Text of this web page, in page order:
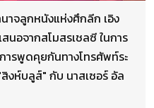
าจลูกหนังแห่งศึกลีก เอิง
นอจากสโมสรเชลซี ในการ
ารพูดคุยกันทางโทรศัพท์ระ
งห์บลูส์" กับ นาสเซอร์ อัล